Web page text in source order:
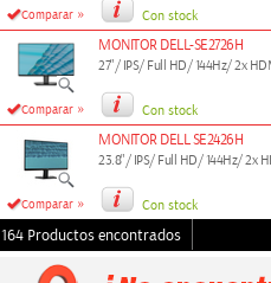
Comparar » Con stock
Comparar »
MONITOR DELL-SE2726H
27"/ IPS/ Full HD/ 144Hz/ 2x
Con stock
Comparar »
MONITOR DELL SE2426H
23.8"/ IPS/ Full HD/ 144Hz/ 2x
Con stock
164 Productos encontrados